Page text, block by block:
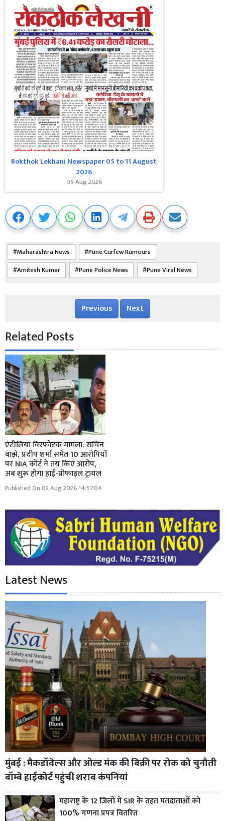
Rokthok Lekhani Newspaper 05 to 11 August
2026
05 Aug 2026
Maharashtra News
Pune Curfew Rumours
Amitesh Kumar
Pune Police News Pune Viral News
Previous Next
Related Posts
एंटीलिया विस्फोटक मामला: सचिन
वाझे, प्रदीप शर्मा समेत 10 आरोपियों
पर NIA कोर्ट ने तय किए आरोप,
अब शुरू होगा हाई-प्रोफाइल ट्रायल
Published On 02 Aug 2026 14:57:04
Latest News
मुंबई : मैकडॉवेल्स और ओल्ड मंक की बिक्री पर रोक को चुनौती
बॉम्बे हाईकोर्ट पहुंचीं शराब कंपनियां
महाराष्ट्र के 12 जिलों में SIR के तहत मतदाताओं को
100% गणना प्रपत्र वितरित